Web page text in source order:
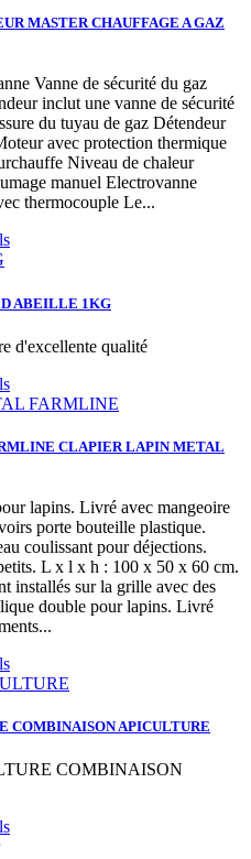
MASTER CHAUFFAGE A GAZ
Vanne de sécurité du gaz
inclut une vanne de sécurité
du tuyau de gaz Détendeur
avec protection thermique
Niveau de chaleur
manuel Electrovanne
thermocouple Le...
ABEILLE 1KG
d'excellente qualité
CLAPIER LAPIN METAL
lapins. Livré avec mangeoire
porte bouteille plastique.
coulissant pour déjections.
L x l x h : 100 x 50 x 60 cm.
installés sur la grille avec des
double pour lapins. Livré
COMBINAISON APICULTURE
COMBINAISON